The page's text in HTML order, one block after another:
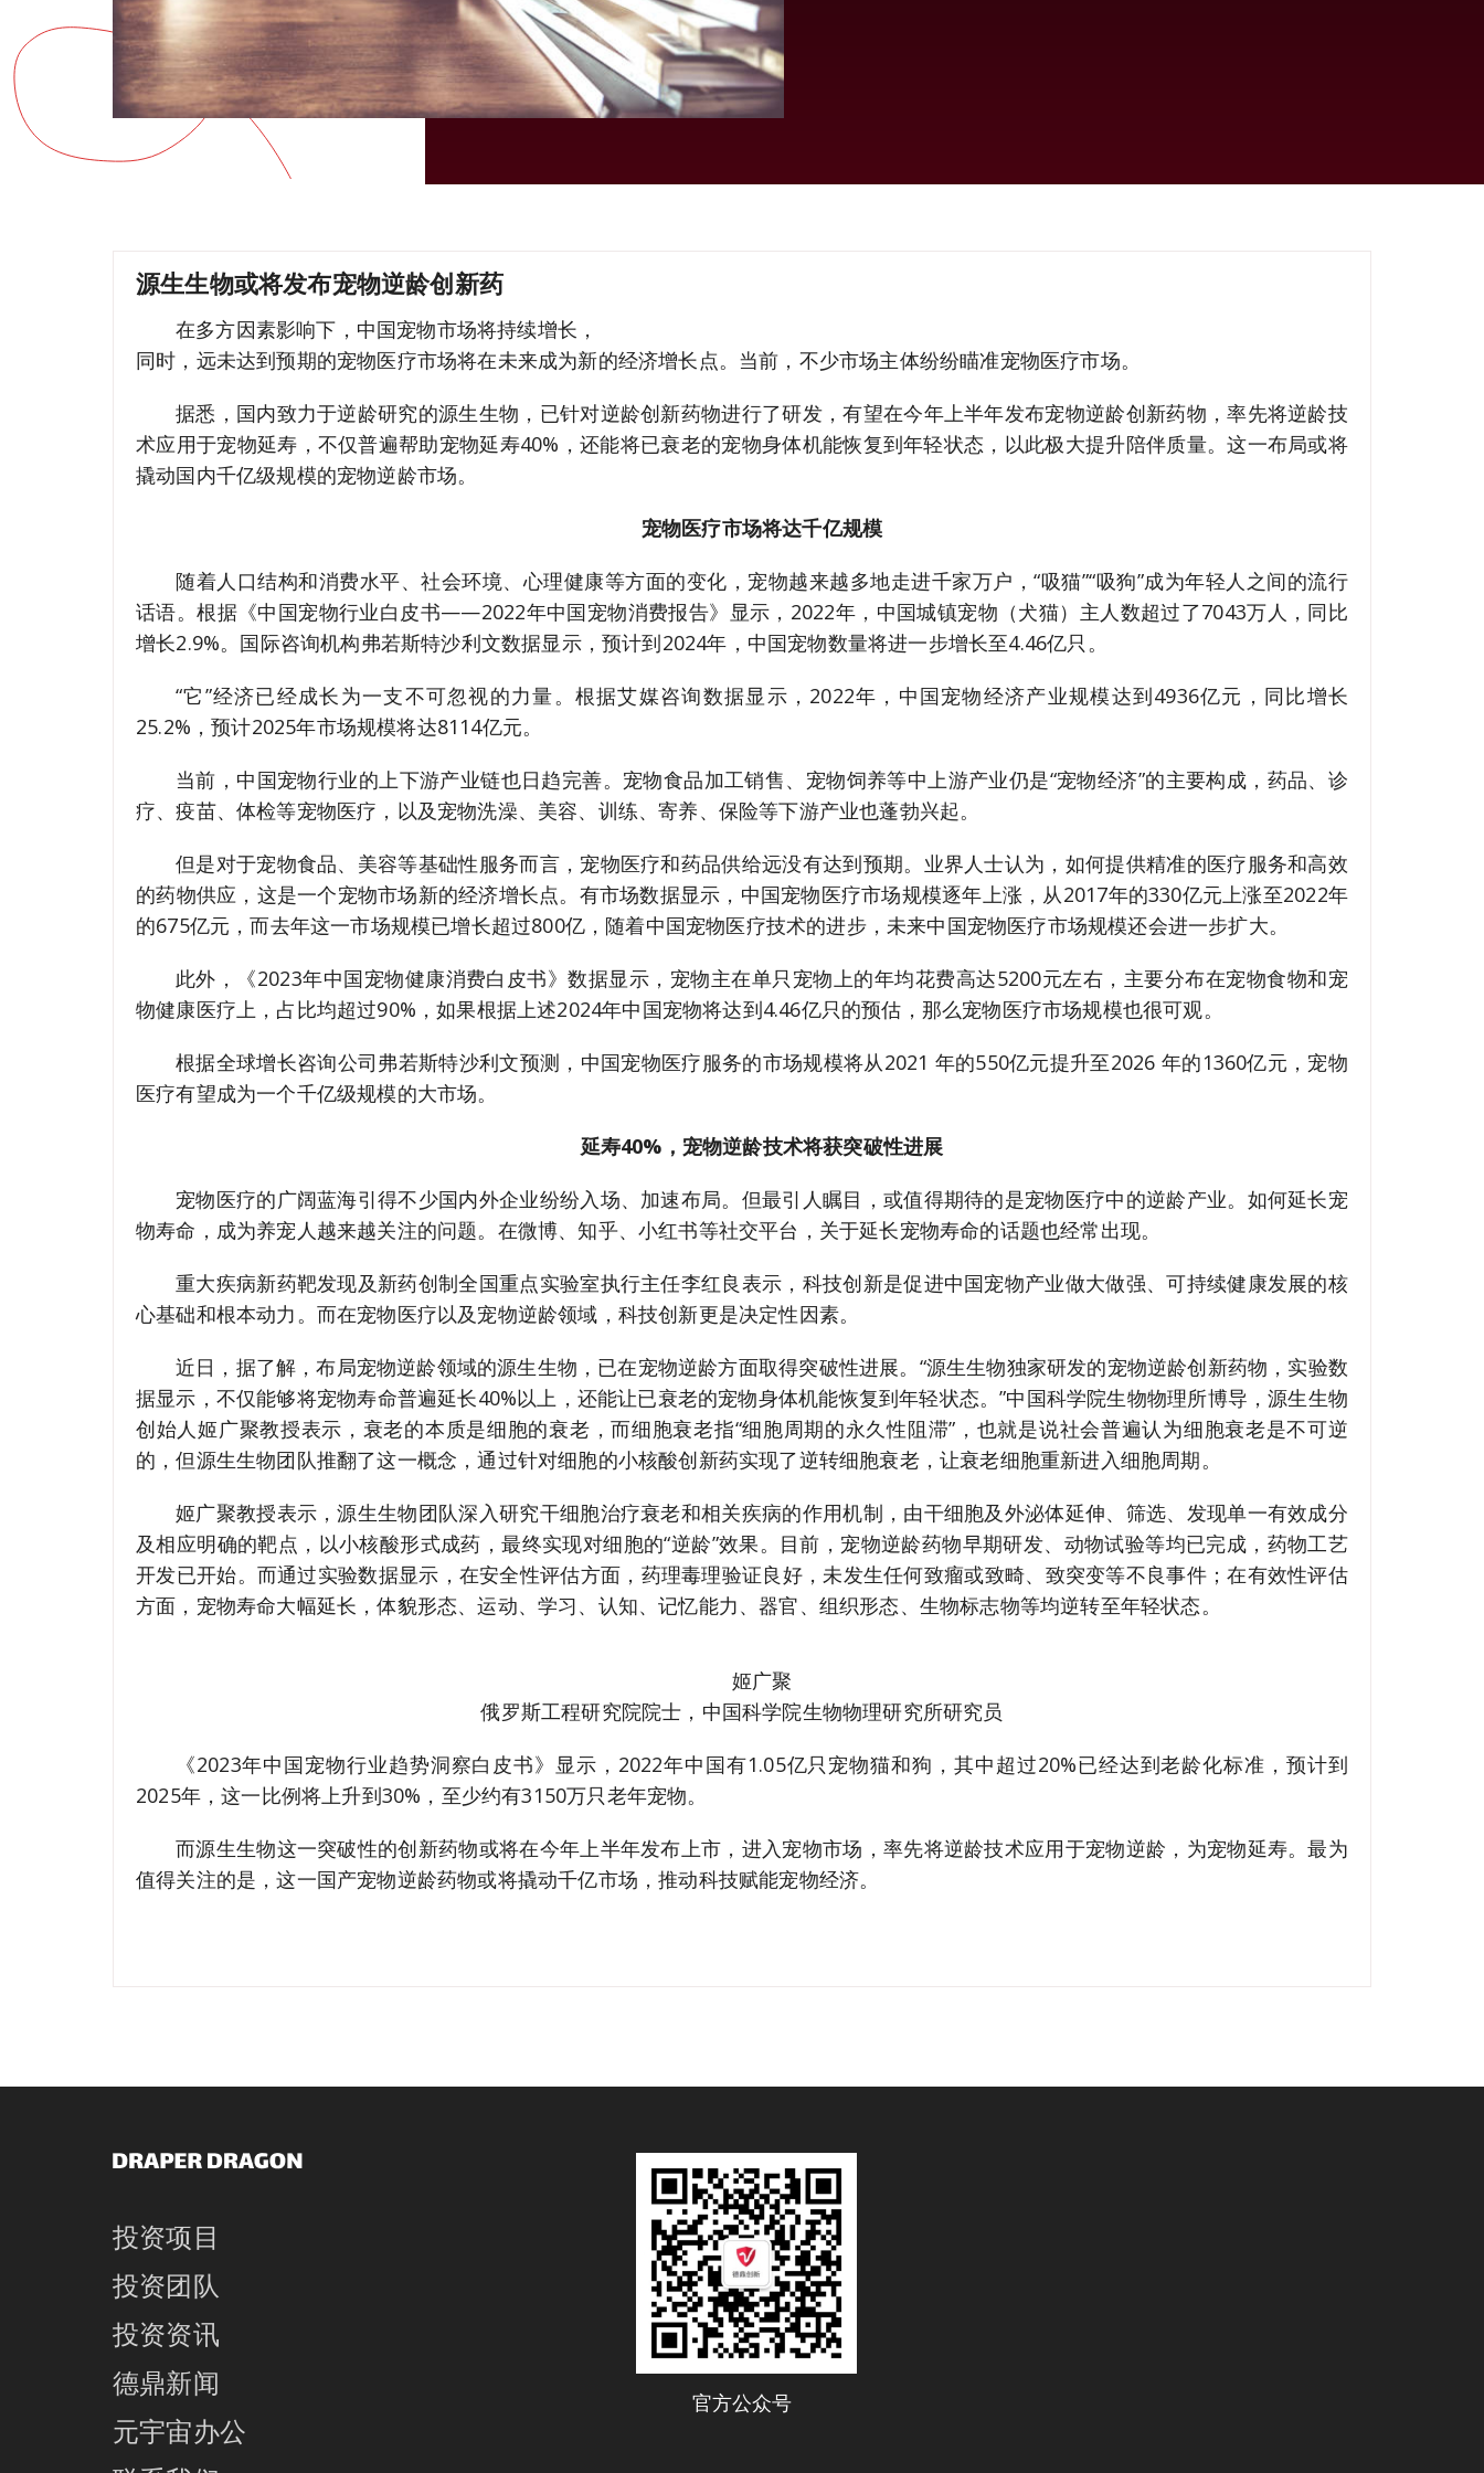
源生生物或将发布宠物逆龄创新药
在多方因素影响下，中国宠物市场将持续增长，
同时，远未达到预期的宠物医疗市场将在未来成为新的经济增长点。当前，不少市场主体纷纷瞄准宠物医疗市场。
据悉，国内致力于逆龄研究的源生生物，已针对逆龄创新药物进行了研发，有望在今年上半年发布宠物逆龄创新药物，率先将逆龄技
术应用于宠物延寿，不仅普遍帮助宠物延寿40%，还能将已衰老的宠物身体机能恢复到年轻状态，以此极大提升陪伴质量。这一布局或将
撬动国内千亿级规模的宠物逆龄市场。
宠物医疗市场将达千亿规模
随着人口结构和消费水平、社会环境、心理健康等方面的变化，宠物越来越多地走进千家万户，“吸猫”“吸狗”成为年轻人之间的流行
话语。根据《中国宠物行业白皮书——2022年中国宠物消费报告》显示，2022年，中国城镇宠物（犬猫）主人数超过了7043万人，同比
增长2.9%。国际咨询机构弗若斯特沙利文数据显示，预计到2024年，中国宠物数量将进一步增长至4.46亿只。
“它”经济已经成长为一支不可忽视的力量。根据艾媒咨询数据显示，2022年，中国宠物经济产业规模达到4936亿元，同比增长
25.2%，预计2025年市场规模将达8114亿元。
当前，中国宠物行业的上下游产业链也日趋完善。宠物食品加工销售、宠物饲养等中上游产业仍是“宠物经济”的主要构成，药品、诊
疗、疫苗、体检等宠物医疗，以及宠物洗澡、美容、训练、寄养、保险等下游产业也蓬勃兴起。
但是对于宠物食品、美容等基础性服务而言，宠物医疗和药品供给远没有达到预期。业界人士认为，如何提供精准的医疗服务和高效
的药物供应，这是一个宠物市场新的经济增长点。有市场数据显示，中国宠物医疗市场规模逐年上涨，从2017年的330亿元上涨至2022年
的675亿元，而去年这一市场规模已增长超过800亿，随着中国宠物医疗技术的进步，未来中国宠物医疗市场规模还会进一步扩大。
此外，《2023年中国宠物健康消费白皮书》数据显示，宠物主在单只宠物上的年均花费高达5200元左右，主要分布在宠物食物和宠
物健康医疗上，占比均超过90%，如果根据上述2024年中国宠物将达到4.46亿只的预估，那么宠物医疗市场规模也很可观。
根据全球增长咨询公司弗若斯特沙利文预测，中国宠物医疗服务的市场规模将从2021 年的550亿元提升至2026 年的1360亿元，宠物
医疗有望成为一个千亿级规模的大市场。
延寿40%，宠物逆龄技术将获突破性进展
宠物医疗的广阔蓝海引得不少国内外企业纷纷入场、加速布局。但最引人瞩目，或值得期待的是宠物医疗中的逆龄产业。如何延长宠
物寿命，成为养宠人越来越关注的问题。在微博、知乎、小红书等社交平台，关于延长宠物寿命的话题也经常出现。
重大疾病新药靶发现及新药创制全国重点实验室执行主任李红良表示，科技创新是促进中国宠物产业做大做强、可持续健康发展的核
心基础和根本动力。而在宠物医疗以及宠物逆龄领域，科技创新更是决定性因素。
近日，据了解，布局宠物逆龄领域的源生生物，已在宠物逆龄方面取得突破性进展。“源生生物独家研发的宠物逆龄创新药物，实验数
据显示，不仅能够将宠物寿命普遍延长40%以上，还能让已衰老的宠物身体机能恢复到年轻状态。”中国科学院生物物理所博导，源生生物
创始人姬广聚教授表示，衰老的本质是细胞的衰老，而细胞衰老指“细胞周期的永久性阻滞”，也就是说社会普遍认为细胞衰老是不可逆
的，但源生生物团队推翻了这一概念，通过针对细胞的小核酸创新药实现了逆转细胞衰老，让衰老细胞重新进入细胞周期。
姬广聚教授表示，源生生物团队深入研究干细胞治疗衰老和相关疾病的作用机制，由干细胞及外泌体延伸、筛选、发现单一有效成分
及相应明确的靶点，以小核酸形式成药，最终实现对细胞的“逆龄”效果。目前，宠物逆龄药物早期研发、动物试验等均已完成，药物工艺
开发已开始。而通过实验数据显示，在安全性评估方面，药理毒理验证良好，未发生任何致瘤或致畸、致突变等不良事件；在有效性评估
方面，宠物寿命大幅延长，体貌形态、运动、学习、认知、记忆能力、器官、组织形态、生物标志物等均逆转至年轻状态。
姬广聚
俄罗斯工程研究院院士，中国科学院生物物理研究所研究员
《2023年中国宠物行业趋势洞察白皮书》显示，2022年中国有1.05亿只宠物猫和狗，其中超过20%已经达到老龄化标准，预计到
2025年，这一比例将上升到30%，至少约有3150万只老年宠物。
而源生生物这一突破性的创新药物或将在今年上半年发布上市，进入宠物市场，率先将逆龄技术应用于宠物逆龄，为宠物延寿。最为
值得关注的是，这一国产宠物逆龄药物或将撬动千亿市场，推动科技赋能宠物经济。
投资项目
投资团队
投资资讯
德鼎新闻
元宇宙办公
官方公众号